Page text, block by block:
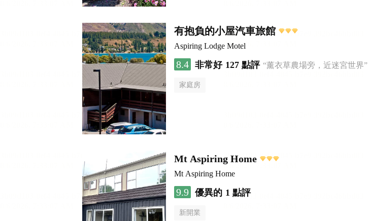
有抱負的小屋汽車旅館
Aspiring Lodge Motel
8.4 非常好 127 點評 “薰衣草農場旁，近迷宮世界”
家庭房
Mt Aspiring Home
Mt Aspiring Home
9.9 優異的 1 點評
新開業